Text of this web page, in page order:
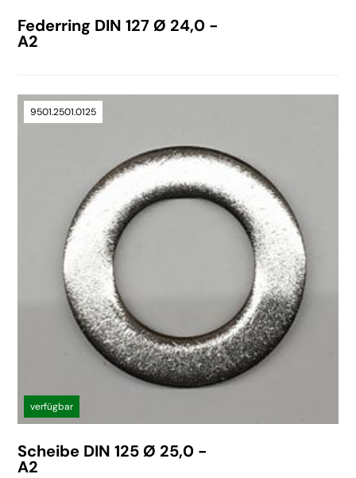
Federring DIN 127 Ø 24,0 -
A2
9501.2501.0125
verfügbar
Scheibe DIN 125 Ø 25,0 -
A2